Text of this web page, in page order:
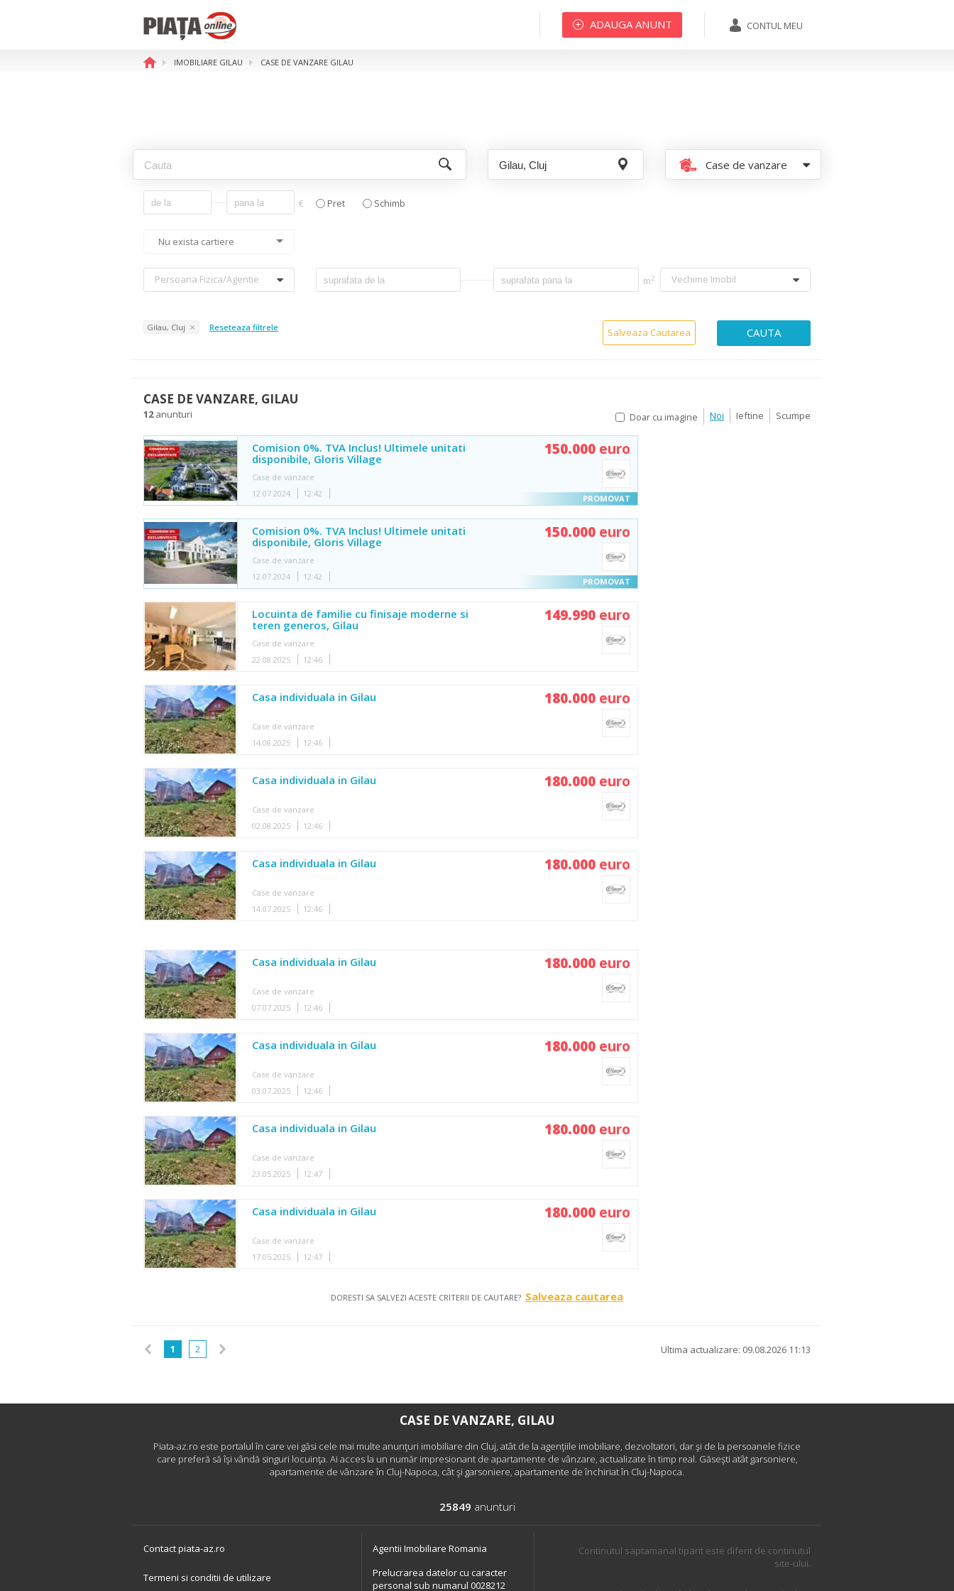
CONTUL MEU
ADAUGA ANUNT
IMOBILIARE GILAU CASE DE VANZARE GILAU
Case de vanzare
€ Pret Schimb
Nu exista cartiere
Persoana Fizica/agentie m2 Vechime Imobil
Gilau, Cluj Reseteaza filtrele Salveaza Cautarea CAUTA
CASE DE VANZARE, GILAU
12anunturi Doar cu imagine Noi Ieftine Scumpe
Comision 0%. TVA Inclus! Ultimele unitati
disponibile, Gloris Village
Case de vanzare
12.07.2024
12:42
150.000 euro
Comision 0%. TVA Inclus! Ultimele unitati
disponibile, Gloris Village
Case de vanzare
12.07.2024
12:42
150.000 euro
Locuinta de familie cu finisaje moderne si
teren generos, Gilau
Case de vanzare
22.08.2025
12:46
149.990 euro
Casa individuala in Gilau
Case de vanzare
14.08.2025
12:46
180.000 euro
Casa individuala in Gilau
Case de vanzare
02.08.2025
12:46
180.000 euro
Casa individuala in Gilau
Case de vanzare
14.07.2025
12:46
180.000 euro
Casa individuala in Gilau
Case de vanzare
07.07.2025
12:46
180.000 euro
Casa individuala in Gilau
Case de vanzare
03.07.2025
12:46
180.000 euro
Casa individuala in Gilau
Case de vanzare
23.05.2025
12:47
180.000 euro
Casa individuala in Gilau
Case de vanzare
17.05.2025
12:47
180.000 euro
DORESTI SA SALVEZI ACESTE CRITERII DE CAUTARE? Salveaza cautarea
1 2 Ultima actualizare: 09.08.2026 11:13
CASE DE VANZARE, GILAU
Piata-az.ro este portalul în care vei găsi cele mai multe anunţuri imobiliare din Cluj, atât de la agenţiile imobiliare, dezvoltatori, dar şi de la persoanele fizice
care preferă să îşi vândă singuri locuinţa. Ai acces la un număr impresionant de apartamente de vânzare, actualizate în timp real. Găseşti atât garsoniere,
apartamente de vânzare în Cluj-Napoca, cât şi garsoniere, apartamente de închiriat în Cluj-Napoca.
25849 anunturi
Contact piata-az.ro
Termeni si conditii de utilizare
Agentii Imobiliare Romania
Prelucrarea datelor cu caracter
personal sub numarul 0028212
Continutul saptamanal tiparit este diferit de continutul
site-ului.